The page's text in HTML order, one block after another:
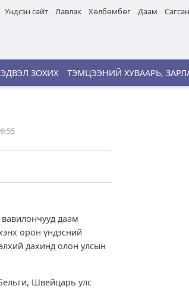
Үндсэн сайт Лавлах Хөлбөмбөг Даам
ЗОХИХ ТЭМЦЭЭНИЙ ХУВААРЬ,
даам
орон үндэсний
дахинд олон улсын
Швейцарь улс